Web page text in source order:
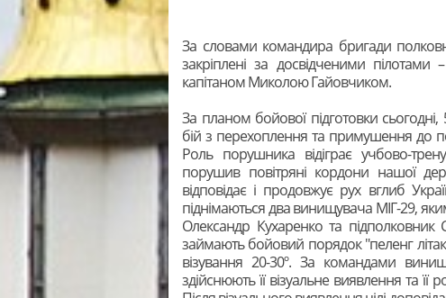
За словами командира бригади
закріплені за досвідченими
капітаном Миколою Гайовчиком.
За планом бойової підготовки сьогодні,
бій з перехоплення та примушення до
Роль порушника відіграє учбово-
порушив повітряні кордони нашої
відповідає і продовжує рух вглиб
піднімаються два винищувача МІГ-29,
Олександр Кухаренко та підполковник
займають бойовий порядок "пеленг
візування 20-30º. За командами
здійснюють її візуальне виявлення та її